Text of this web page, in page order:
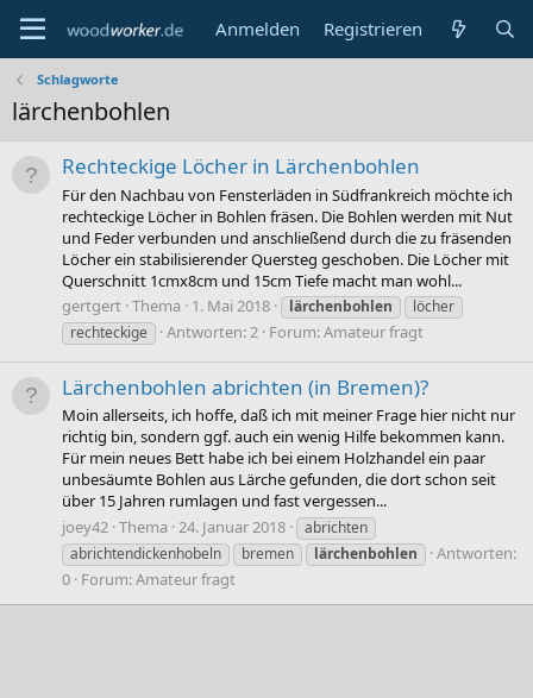
Anmelden Registrieren
Schlagworte
lärchenbohlen
Rechteckige Löcher in Lärchenbohlen
Für den Nachbau von Fensterläden in Südfrankreich möchte ich
rechteckige Löcher in Bohlen fräsen. Die Bohlen werden mit Nut
und Feder verbunden und anschließend durch die zu fräsenden
Löcher ein stabilisierender Quersteg geschoben. Die Löcher mit
Querschnitt 1cmx8cm und 15cm Tiefe macht man wohl...
gertgert Thema 1. Mai 2018 lärchenbohlen
löcher
rechteckige
Antworten: 2 Forum:Amateur fragt
Lärchenbohlen abrichten (in Bremen)?
Moin allerseits, ich hoffe, daß ich mit meiner Frage hier nicht nur
richtig bin, sondern ggf. auch ein wenig Hilfe bekommen kann.
Für mein neues Bett habe ich bei einem Holzhandel ein paar
unbesäumte Bohlen aus Lärche gefunden, die dort schon seit
über 15 Jahren rumlagen und fast vergessen...
joey42 Thema 24. Januar 2018
abrichten
abrichtendickenhobeln
bremen lärchenbohlen
Antworten:
0 Forum:Amateur fragt